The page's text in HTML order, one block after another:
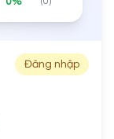
Đăng nhập